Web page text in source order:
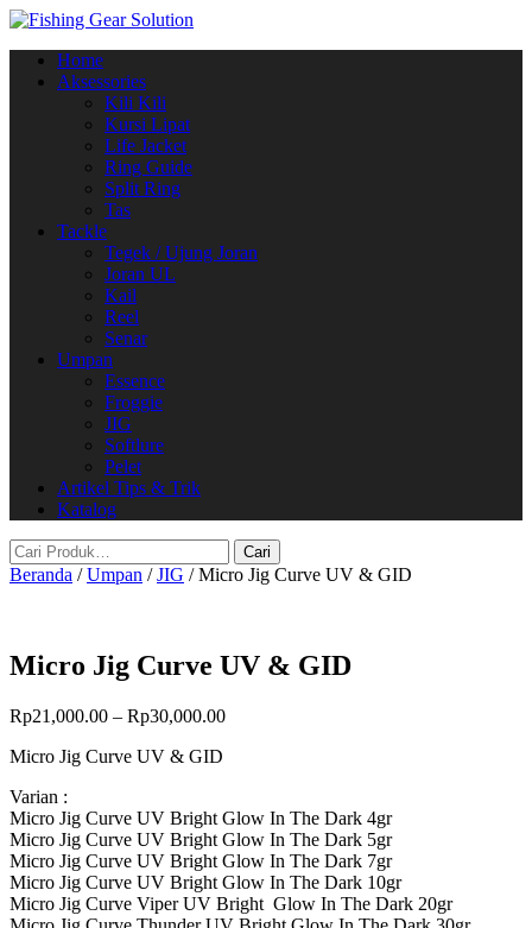
alihan
Home
Aksessories
Kili Kili
Kursi Lipat
Life Jacket
Ring Guide
Split Ring
Tas
Tackle
Tegek / Ujung Joran
Joran UL
Kail
Reel
Senar
Umpan
Essence
Froggie
JIG
Softlure
Pelet
Artikel Tips & Trik
Katalog
Beranda /Umpan /JIG / Micro Jig Curve UV & GID
Micro Jig Curve UV & GID
Rp21,000.00 – Rp30,000.00
Micro Jig Curve UV & GID
Varian :
Micro Jig Curve UV Bright Glow In The Dark 4gr
Micro Jig Curve UV Bright Glow In The Dark 5gr
Micro Jig Curve UV Bright Glow In The Dark 7gr
Micro Jig Curve UV Bright Glow In The Dark 10gr
Micro Jig Curve Viper UV Bright Glow In The Dark 20gr